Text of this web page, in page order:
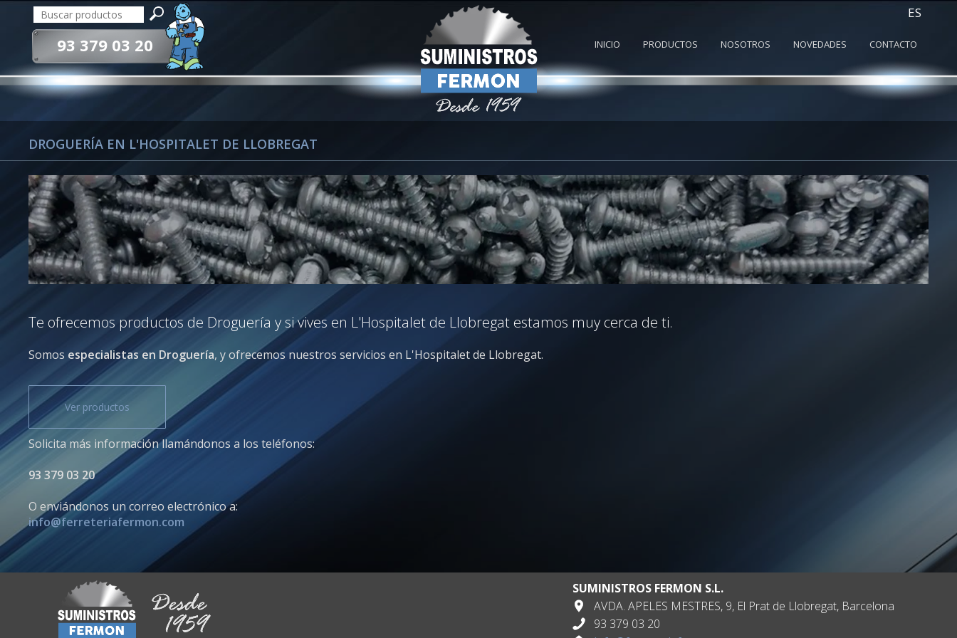
ES
93 379 03 20 INICIO PRODUCTOS NOSOTROS NOVEDADES CONTACTO
DROGUERÍA EN L'HOSPITALET DE LLOBREGAT
Te ofrecemos productos de Droguería y si vives en L'Hospitalet de Llobregat estamos muy cerca de ti.
Somos especialistas en Droguería, y ofrecemos nuestros servicios en L'Hospitalet de Llobregat.
Ver productos
Solicita más información llamándonos a los teléfonos:
93 379 03 20
O enviándonos un correo electrónico a:
info@ferreteriafermon.com
SUMINISTROS FERMON S.L.
AVDA. APELES MESTRES, 9, El Prat de Llobregat, Barcelona
93 379 03 20